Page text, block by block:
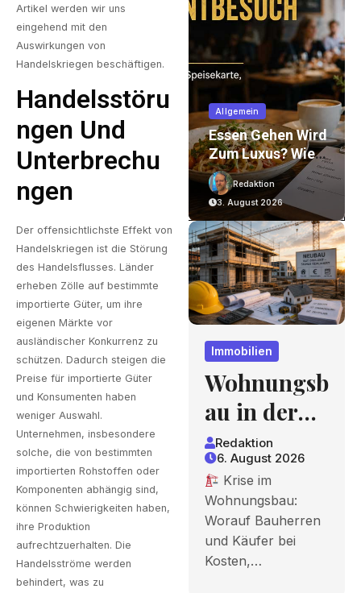
Artikel werden wir uns
eingehend mit den
Auswirkungen von
Handelskriegen beschäftigen.
Handelsstöru
Ngen Und
Unterbrechu
Ngen
Der offensichtlichste Effekt von
Handelskriegen ist die Störung
des Handelsflusses. Länder
erheben Zölle auf bestimmte
importierte Güter, um ihre
eigenen Märkte vor
ausländischer Konkurrenz zu
schützen. Dadurch steigen die
Preise für importierte Güter
und Konsumenten haben
weniger Auswahl.
Unternehmen, insbesondere
solche, die von bestimmten
importierten Rohstoffen oder
Komponenten abhängig sind,
können Schwierigkeiten haben,
ihre Produktion
aufrechtzuerhalten. Die
Handelsströme werden
behindert, was zu
Immobilien
Wohnungsbau In
Der Krise: Worauf
Bauherren Und
Käufer Bei
Finanzierung Und
Zeitplan Achten
Sollten
6. August 2026
Allgemein
Essen Gehen Wird
Zum Luxus? Wie
Gastronomiepreis
E Entstehen Und
Worauf Gäste
Achten Können
Redaktion
3. August 2026
Immobilien
Wohnungsb
au in der
Krise:
Worauf
Bauherren
und Käufer
bei Kosten,
Redaktion
6. August 2026
Krise im
Wohnungsbau:
Worauf Bauherren
und Käufer bei
Kosten,…